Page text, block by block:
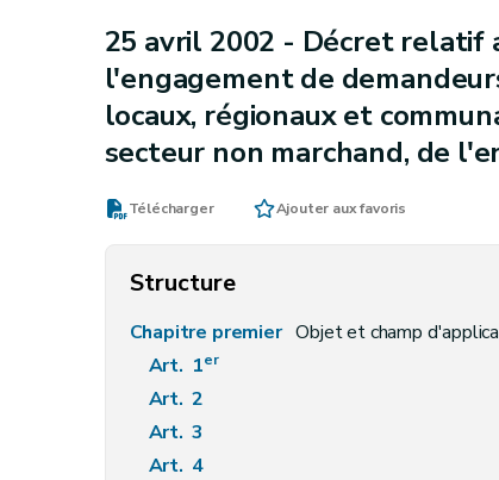
25 avril 2002 - Décret relatif
l'engagement de
locaux, régionaux et
secteur non marchand, de
Télécharger Ajouter aux favoris
Structure
Chapitre premier Objet et champ
Art. 1er
Art. 2
Art. 3
Art. 4